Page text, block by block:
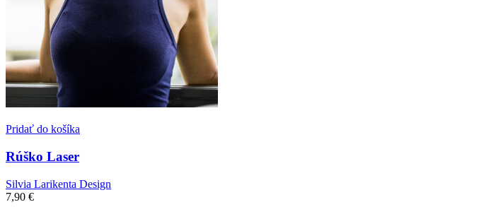
Pridať do košíka
Rúško Laser
Silvia Larikenta Design
7,90 €